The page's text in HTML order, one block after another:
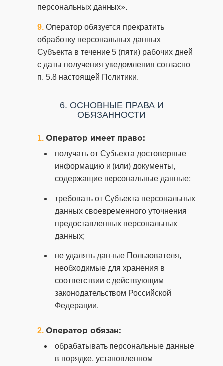
персональных данных».
Оператор обязуется прекратить
обработку персональных данных
Субъекта в течение 5 (пяти) рабочих дней
с даты получения уведомления согласно
п. 5.8 настоящей Политики.
6. ОСНОВНЫЕ ПРАВА И
ОБЯЗАННОСТИ
Оператор имеет право:
получать от Субъекта достоверные
информацию и (или) документы,
содержащие персональные данные;
требовать от Субъекта персональных
данных своевременного уточнения
предоставленных персональных
данных;
не удалять данные Пользователя,
необходимые для хранения в
соответствии с действующим
законодательством Российской
Федерации.
Оператор обязан:
обрабатывать персональные данные
в порядке, установленном